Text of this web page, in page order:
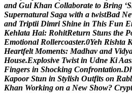
and Gul Khan Collaborate to Bring ‘S
Supernatural Saga with a twistBad Ne
and Triptii Dimri Shine in This Fun E
Kehlata Hai: RohitReturn Stuns the P
Emotional Rollercoaster.0Yeh Rishta
Heartfelt Moments: Madhav and Vidy
House.Explosive Twist in Udne KiAas
Fingers in Shocking Confrontation.D
Kapoor Stun in Stylish Outfits on Rab
Khan Working on a New Show? Crypt